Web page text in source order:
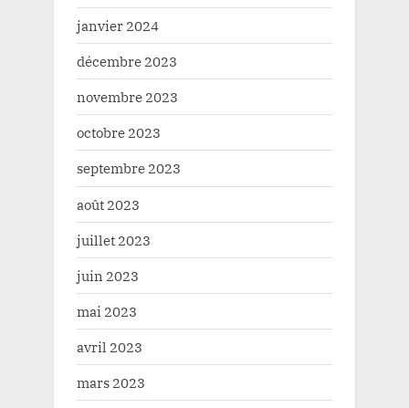
janvier 2024
décembre 2023
novembre 2023
octobre 2023
septembre 2023
août 2023
juillet 2023
juin 2023
mai 2023
avril 2023
mars 2023